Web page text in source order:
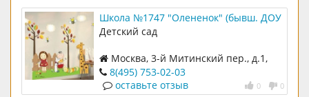
Школа №1747 "Олененок" (бывш. ДОУ
№ 2319)
Детский сад
Москва, 3-й Митинский пер., д.1,
корп.2
8(495) 753-02-03
0 0
оставьте отзыв